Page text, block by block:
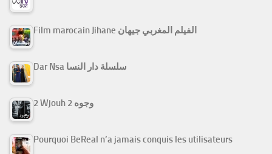
Film marocain Jihane الفيلم المغربي جيهان
Dar Nsa سلسلة دار النسا
2 Wjouh 2 وجوه
Pourquoi BeReal n’a jamais conquis les utilisateurs